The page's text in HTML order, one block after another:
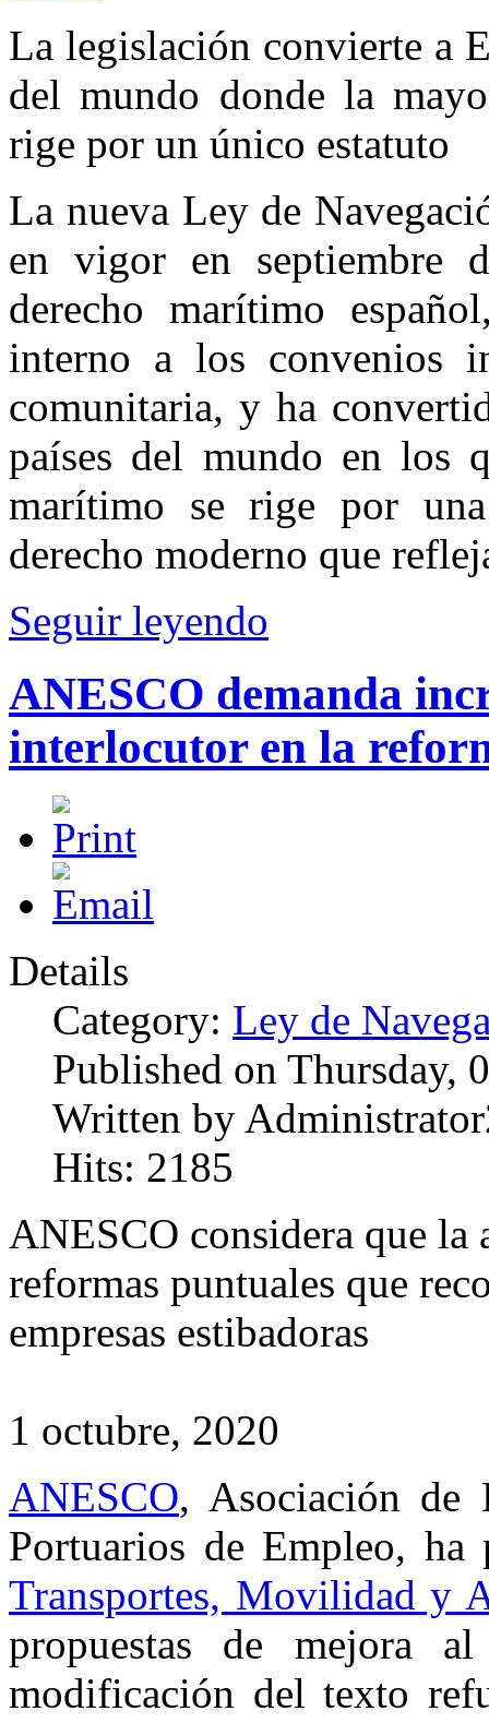
La legislación convierte a
del mundo donde la
rige por un único estatuto
La nueva Ley de
en vigor en septiembre
derecho marítimo
interno a los convenios
comunitaria, y ha
países del mundo en los
marítimo se rige por
derecho moderno que
Seguir leyendo
ANESCO demanda
interlocutor en la
Details
Category: Ley de
Published on Thursday,
Written by
Hits: 2185
ANESCO considera que la
reformas puntuales que
empresas estibadoras
1 octubre, 2020
ANESCO, Asociación de
Portuarios de Empleo,
Transportes, Movilidad y
propuestas de mejora
modificación del texto